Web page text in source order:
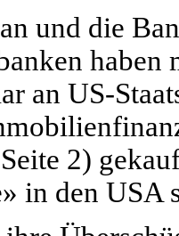
und die
an US-
2)
in den USA